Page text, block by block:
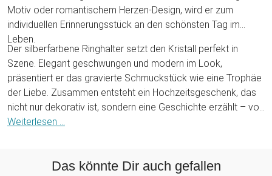
Motiv oder romantischem Herzen-Design, wird er zum
individuellen Erinnerungsstück an den schönsten Tag im
Leben.
Der silberfarbene Ringhalter setzt den Kristall perfekt in
Szene. Elegant geschwungen und modern im Look,
präsentiert er das gravierte Schmuckstück wie eine Trophäe
der Liebe. Zusammen entsteht ein Hochzeitsgeschenk, das
nicht nur dekorativ ist, sondern eine Geschichte erzählt – von
Anfang, Versprechen und einem gemeinsamen "Für immer".
Weiterlesen ...
Das könnte Dir auch gefallen